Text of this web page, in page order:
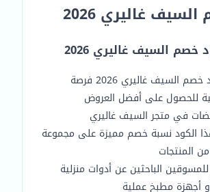
غاليري 2026
السيف غاليري 2026
يُعد كود خصم السيف غاليري 2026 فرصة
للحصول على أفضل العروض
في متجر السيف غاليري
الكود نسبة خصم مميزة على مجموعة
المنتجات
الباحثين عن أدوات منزلية
أجهزة مطبخ عملية